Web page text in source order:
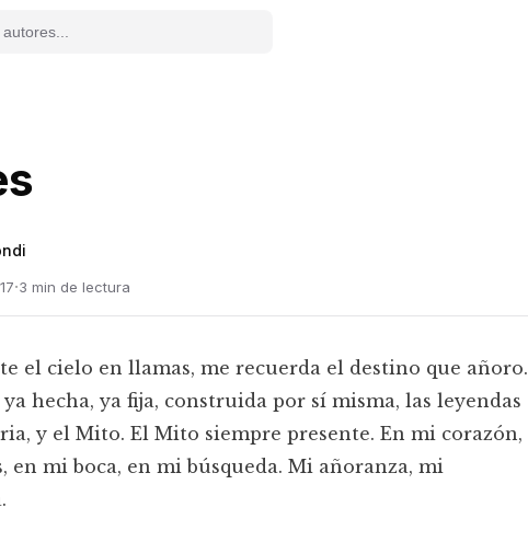
·3 min de lectura
el cielo en llamas, me recuerda el destino que añoro.
hecha, ya fija, construida por sí misma, las leyendas
y el Mito. El Mito siempre presente. En mi corazón,
en mi boca, en mi búsqueda. Mi añoranza, mi